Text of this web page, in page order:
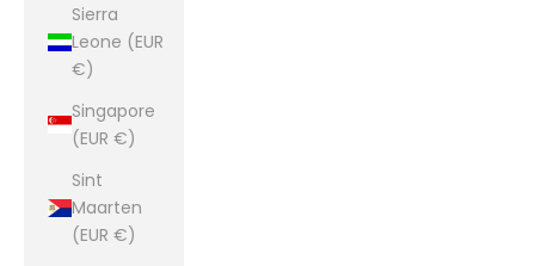
Sierra
Leone (EUR
€)
Singapore
(EUR €)
Sint
Maarten
(EUR €)